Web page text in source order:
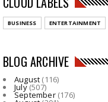
BUSINESS ENTERTAINMENT
BLOG ARCHIVE
August (116)
July(507)
September(176)